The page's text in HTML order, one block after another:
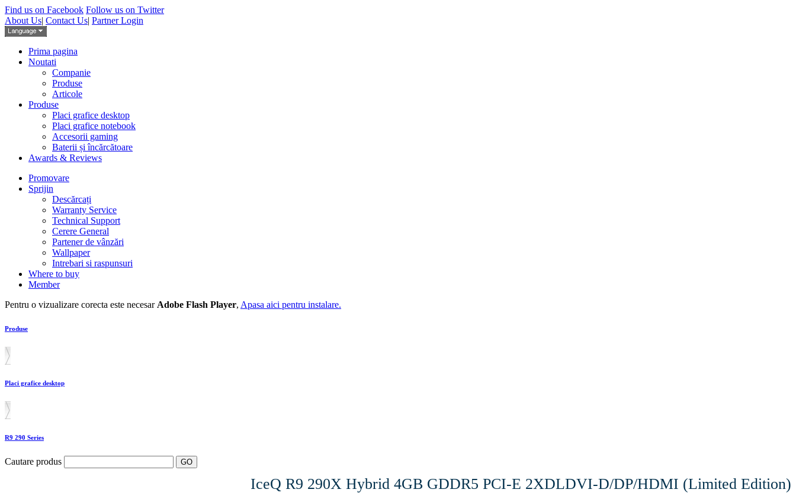
Find us on Facebook Follow us on Twitter
About Us| Contact Us| Partner Login
Prima pagina
Noutati
Companie
Produse
Articole
Produse
Placi grafice desktop
Placi grafice notebook
Accesorii gaming
Baterii și încărcătoare
Awards & Reviews
Promovare
Sprijin
Descărcați
Warranty Service
Technical Support
Cerere General
Partener de vânzări
Wallpaper
Intrebari si raspunsuri
Where to buy
Member
Pentru o vizualizare corecta este necesar Adobe Flash Player, Apasa aici pentru instalare.
Produse
Placi grafice desktop
R9 290 Series
Cautare produs
IceQ R9 290X Hybrid 4GB GDDR5 PCI-E 2XDLDVI-D/DP/HDMI (Limited Edition)